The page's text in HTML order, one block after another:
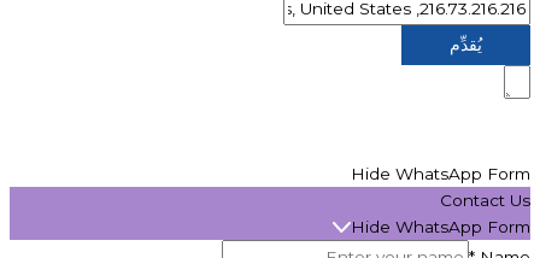
Hide WhatsApp Form
Contact Us
Hide WhatsApp Form